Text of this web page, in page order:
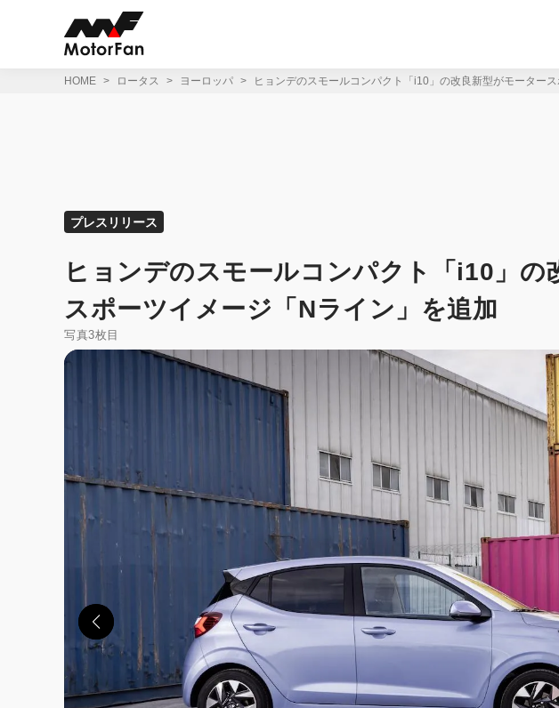
HOME ロータス ヨーロッパ ヒョンデのスモールコンパクト「i10」の改良新型がモーター
プレスリリース
ヒョンデのスモールコンパクト「i10」の
スポーツイメージ「Nライン」を追加
写真3枚目